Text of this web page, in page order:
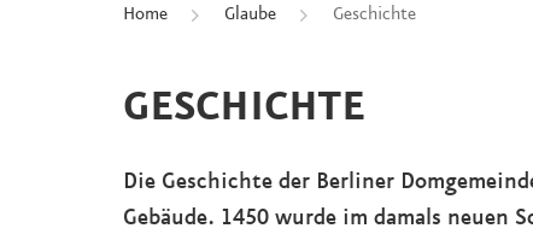
Home Glaube Geschichte
GESCHICHTE
Die Geschichte der Berliner
Gebäude. 1450 wurde im damals neuen